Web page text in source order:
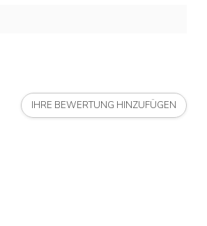
IHRE BEWERTUNG HINZUFÜGEN